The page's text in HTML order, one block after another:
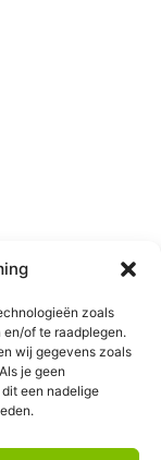
zoals
of te raadplegen.
wij gegevens zoals
je geen
een nadelige